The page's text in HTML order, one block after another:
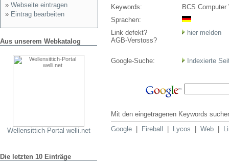
» Webseite eintragen
» Eintrag bearbeiten
Aus unserem Webkatalog
Wellensittich-Portal welli.net
Die letzten 10 Einträge
Keywords:
BCS
Sprachen:
Link defekt?
AGB-Verstoss?
hier melden
Google-Suche: Indexierte
Mit den eingetragenen Keywords
Google
Fireball Lycos Web